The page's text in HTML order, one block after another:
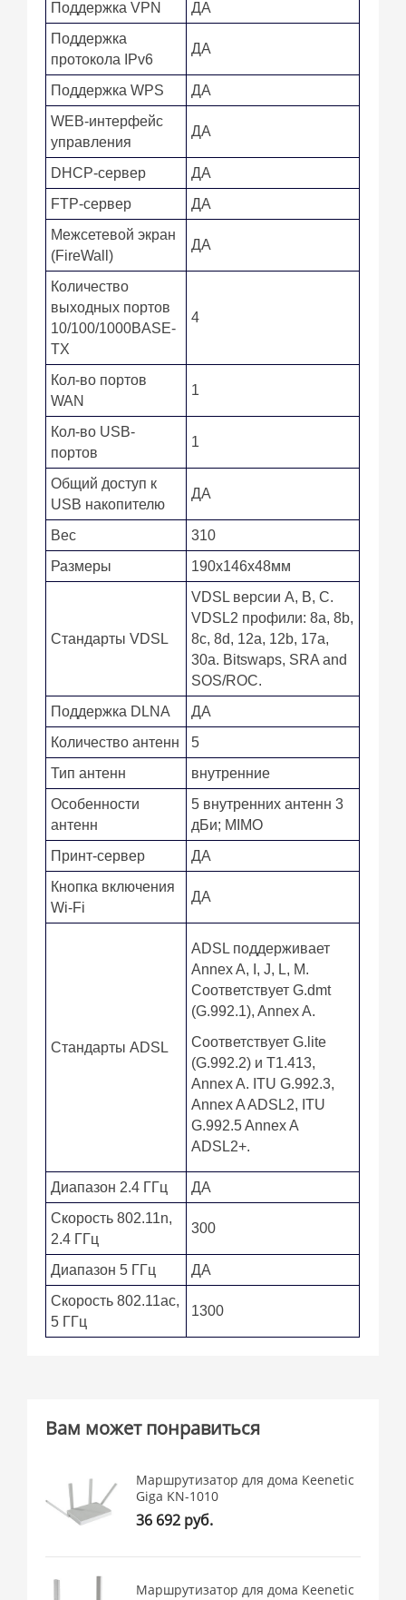
Поддержка VPN
ДА
Поддержка
протокола IPv6
ДА
Поддержка WPS
ДА
WEB-интерфейс
управления
ДА
DHCP-сервер
ДА
FTP-сервер
ДА
Межсетевой экран
(FireWall)
ДА
Количество
выходных портов
10/100/1000BASE-
TX
4
Кол-во портов
WAN
1
Кол-во USB-
портов
1
Общий доступ к
USB накопителю
ДА
Вес
310
Размеры
190x146x48мм
Стандарты VDSL
VDSL версии A, B, C.
VDSL2 профили: 8a, 8b,
8c, 8d, 12a, 12b, 17a,
30a. Bitswaps, SRA and
SOS/ROC.
Поддержка DLNA
ДА
Количество антенн
5
Тип антенн
внутренние
Особенности
антенн
5 внутренних антенн 3
дБи; MIMO
Принт-сервер
ДА
Кнопка включения
Wi-Fi
ДА
Стандарты ADSL
ADSL поддерживает
Annex A, I, J, L, M.
Соответствует G.dmt
(G.992.1), Annex A.
Соответствует G.lite
(G.992.2) и T1.413,
Annex A. ITU G.992.3,
Annex A ADSL2, ITU
G.992.5 Annex A
ADSL2+.
Диапазон 2.4 ГГц
ДА
Скорость 802.11n,
2.4 ГГц
300
Диапазон 5 ГГц
ДА
Скорость 802.11ac,
5 ГГц
1300
Вам может понравиться
Маршрутизатор для дома Keenetic
Giga KN-1010
36 692 руб.
Маршрутизатор для дома Keenetic